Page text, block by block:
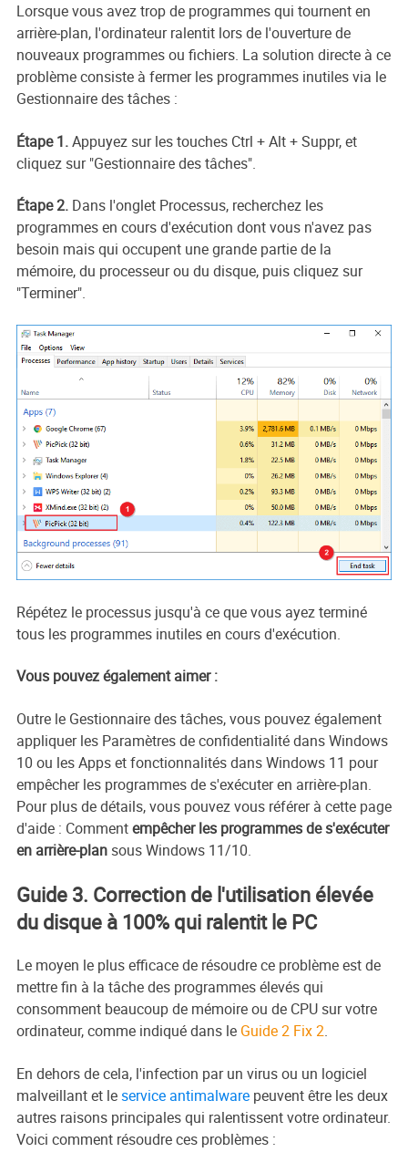
Lorsque vous avez trop de programmes qui tournent en
arrière-plan, l'ordinateur ralentit lors de l'ouverture de
nouveaux programmes ou fichiers. La solution directe à ce
problème consiste à fermer les programmes inutiles via le
Gestionnaire des tâches :
Étape 1.Appuyez sur les touches Ctrl + Alt + Suppr, et
cliquez sur "Gestionnaire des tâches".
Étape 2. Dans l'onglet Processus, recherchez les
programmes en cours d'exécution dont vous n'avez pas
besoin mais qui occupent une grande partie de la
mémoire, du processeur ou du disque, puis cliquez sur
"Terminer".
Répétez le processus jusqu'à ce que vous ayez terminé
tous les programmes inutiles en cours d'exécution.
Vous pouvez également aimer :
Outre le Gestionnaire des tâches, vous pouvez également
appliquer les Paramètres de confidentialité dans Windows
10 ou les Apps et fonctionnalités dans Windows 11 pour
empêcher les programmes de s'exécuter en arrière-plan.
Pour plus de détails, vous pouvez vous référer à cette page
d'aide : Commentempêcher les programmes de s'exécuter
en arrière-plansous Windows 11/10.
Guide 3. Correction de l'utilisation élevée
du disque à 100% qui ralentit le PC
Le moyen le plus efficace de résoudre ce problème est de
mettre fin à la tâche des programmes élevés qui
consomment beaucoup de mémoire ou de CPU sur votre
ordinateur, comme indiqué dans le Guide 2 Fix 2.
En dehors de cela, l'infection par un virus ou un logiciel
malveillant et leservice antimalwarepeuvent être les deux
autres raisons principales qui ralentissent votre ordinateur.
Voici comment résoudre ces problèmes :